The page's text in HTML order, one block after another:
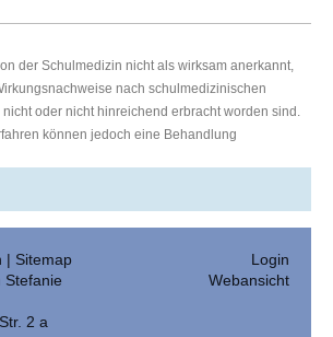
der Schulmedizin nicht als wirksam anerkannt,
nach schulmedizinischen
oder nicht hinreichend erbracht worden sind.
können jedoch eine Behandlung
| Sitemap
Stefanie
2 a
Login
Webansicht